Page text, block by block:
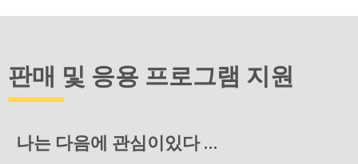
판매 및 응용 프로그램 지원
나는 다음에 관심이있다 ...